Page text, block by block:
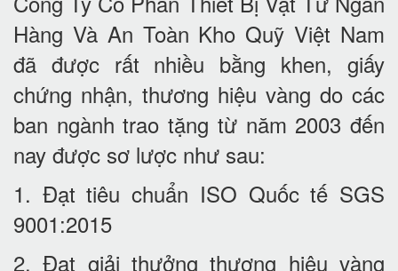
Hàng Và An Toàn Kho Quỹ Việt Nam
đã được rất nhiều bằng khen, giấy
chứng nhận, thương hiệu vàng do các
ban ngành trao tặng từ năm 2003 đến
nay được sơ lược như sau:
1. Đạt tiêu chuẩn ISO Quốc tế SGS
9001:2015
2. Đạt giải thưởng thương hiệu vàng